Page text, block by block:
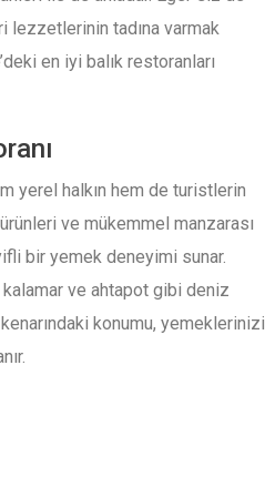
lezzetlerinin tadına varmak
en iyi balık restoranları
yerel halkın hem de turistlerin
ve mükemmel manzarası
bir yemek deneyimi sunar.
kalamar ve ahtapot gibi deniz
konumu, yemeklerinizi